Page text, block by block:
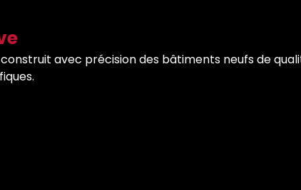
avec précision des bâtiments neufs de